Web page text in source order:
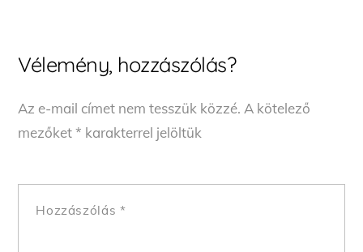
Vélemény, hozzászólás?
Az e-mail címet nem tesszük közzé. A kötelező
mezőket* karakterrel jelöltük
Hozzászólás *